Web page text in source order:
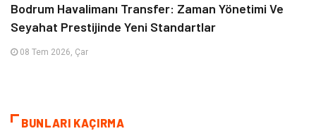
Bodrum Havalimanı Transfer: Zaman Yönetimi Ve
Seyahat Prestijinde Yeni Standartlar
08 Tem 2026, Çar
BUNLARI KAÇIRMA